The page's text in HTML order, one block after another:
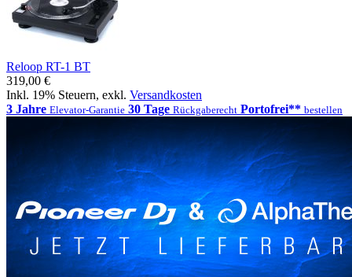
Reloop RT-1 BT
319,00 €
Inkl. 19% Steuern, exkl. Versandkosten
3 Jahre Elevator-Garantie 30 Tage Rückgaberecht Portofrei** bestellen